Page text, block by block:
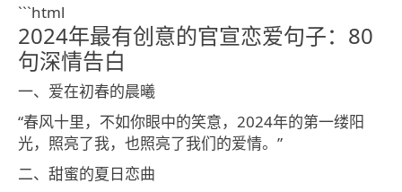
```html
2024年最有创意的官宣恋爱句子：80
句深情告白
一、爱在初春的晨曦
“春风十里，不如你眼中的笑意，2024年的第一缕阳
光，照亮了我，也照亮了我们的爱情。”
二、甜蜜的夏日恋曲